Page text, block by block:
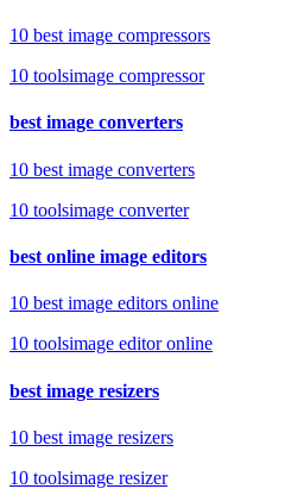
10 best image compressors
10 toolsimage compressor
best image converters
10 best image converters
10 toolsimage converter
best online image editors
10 best image editors online
10 toolsimage editor online
best image resizers
10 best image resizers
10 toolsimage resizer